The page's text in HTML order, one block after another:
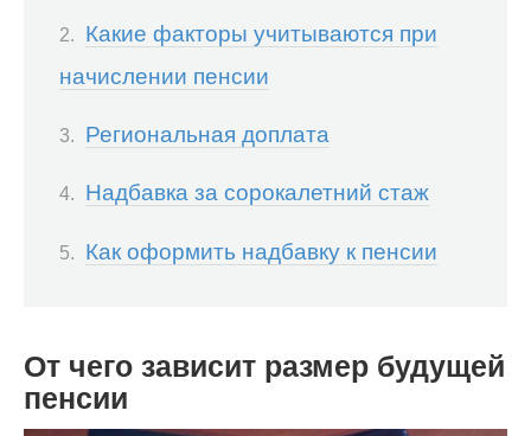
Какие факторы учитываются при
начислении пенсии
Региональная доплата
Надбавка за сорокалетний стаж
Как оформить надбавку к пенсии
От чего зависит размер будущей
пенсии